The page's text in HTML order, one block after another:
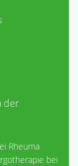
der
Rheuma
bei